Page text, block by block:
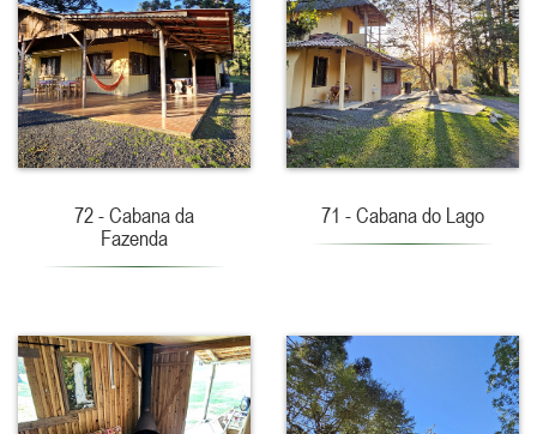
72 - Cabana da
Fazenda
71 - Cabana do Lago